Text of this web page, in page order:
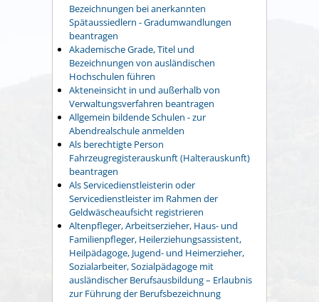
Bezeichnungen bei anerkannten
Spätaussiedlern - Gradumwandlungen
beantragen
Akademische Grade, Titel und
Bezeichnungen von ausländischen
Hochschulen führen
Akteneinsicht in und außerhalb von
Verwaltungsverfahren beantragen
Allgemein bildende Schulen - zur
Abendrealschule anmelden
Als berechtigte Person
Fahrzeugregisterauskunft (Halterauskunft)
beantragen
Als Servicedienstleisterin oder
Servicedienstleister im Rahmen der
Geldwäscheaufsicht registrieren
Altenpfleger, Arbeitserzieher, Haus- und
Familienpfleger, Heilerziehungsassistent,
Heilpädagoge, Jugend- und Heimerzieher,
Sozialarbeiter, Sozialpädagoge mit
ausländischer Berufsausbildung – Erlaubnis
zur Führung der Berufsbezeichnung